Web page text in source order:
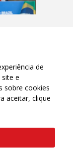
de
e
sobre cookies
aceitar, clique